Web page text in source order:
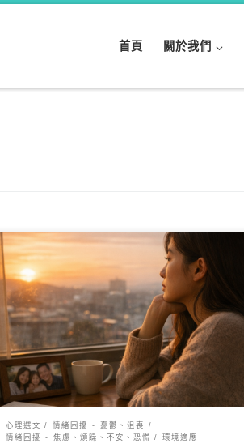
首頁 關於我們
在澳洲留學，很多人白天看起來一切正常，照常上
課、工作、社交；但到了夜深人靜的時候，孤單感
與思鄉之情卻 […]
心理選文
情緒困擾 - 憂鬱、沮喪
情緒困擾 - 焦慮、煩躁、不安、恐慌
環境適應